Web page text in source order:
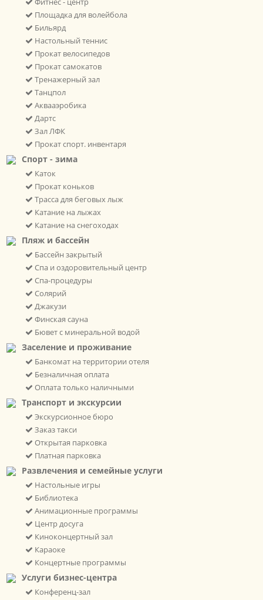
Площадка для волейбола
Бильярд
Настольный теннис
Прокат велосипедов
Прокат самокатов
Тренажерный зал
Танцпол
Аквааэробика
Дартс
Зал ЛФК
Прокат спорт. инвентаря
Спорт - зима
Каток
Прокат коньков
Трасса для беговых лыж
Катание на лыжах
Катание на снегоходах
Пляж и бассейн
Бассейн закрытый
Спа и оздоровительный центр
Спа-процедуры
Солярий
Джакузи
Финская сауна
Бювет с минеральной водой
Заселение и проживание
Банкомат на территории отеля
Безналичная оплата
Оплата только наличными
Транспорт и экскурсии
Экскурсионное бюро
Заказ такси
Открытая парковка
Платная парковка
Развлечения и семейные услуги
Настольные игры
Библиотека
Анимационные программы
Центр досуга
Киноконцертный зал
Караоке
Концертные программы
Услуги бизнес-центра
Конференц-зал